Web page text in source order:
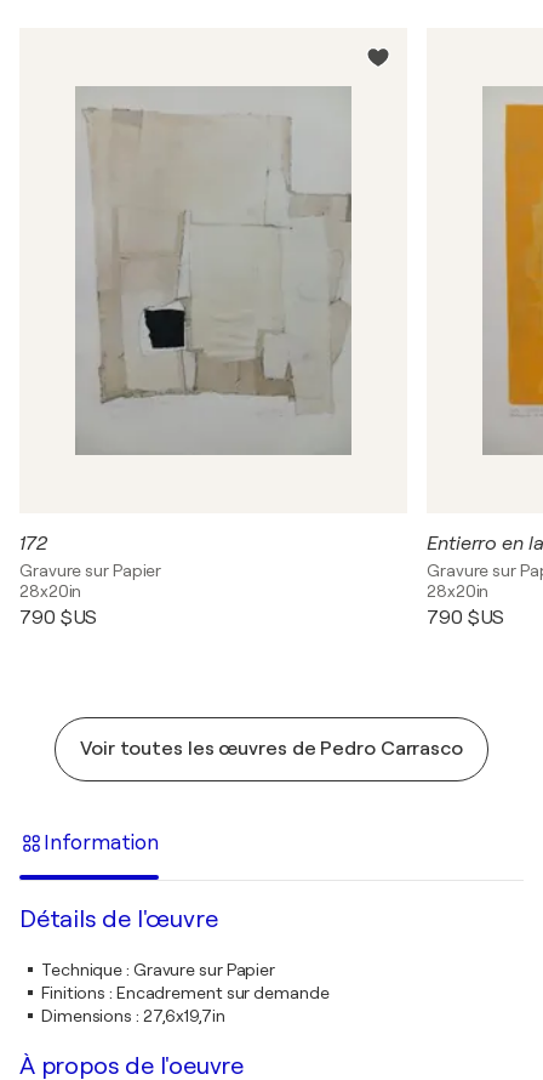
172
Gravure sur Papier
28x20in
790 $US
Entierro en
Gravure sur
28x20in
790 $US
Voir toutes les œuvres de Pedro Carrasco
Information
Détails de l'œuvre
Technique: Gravure sur Papier
Finitions : Encadrement sur demande
Dimensions : 27,6x19,7in
À propos de l'oeuvre